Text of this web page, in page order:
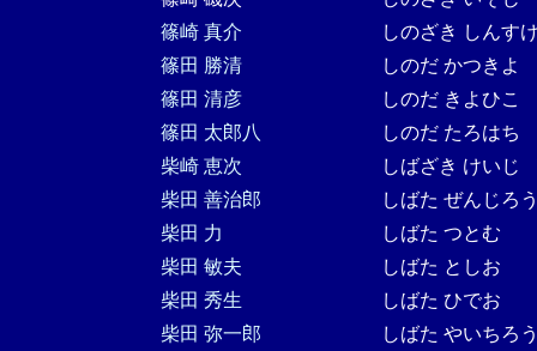
篠崎 真介
しのざき しんす
篠田 勝清
しのだ かつきよ
篠田 清彦
しのだ きよひこ
篠田 太郎八
しのだ たろはち
柴崎 恵次
しばざき けいじ
柴田 善治郎
しばた ぜんじろ
柴田 力
しばた つとむ
柴田 敏夫
しばた としお
柴田 秀生
しばた ひでお
柴田 弥一郎
しばた やいちろ